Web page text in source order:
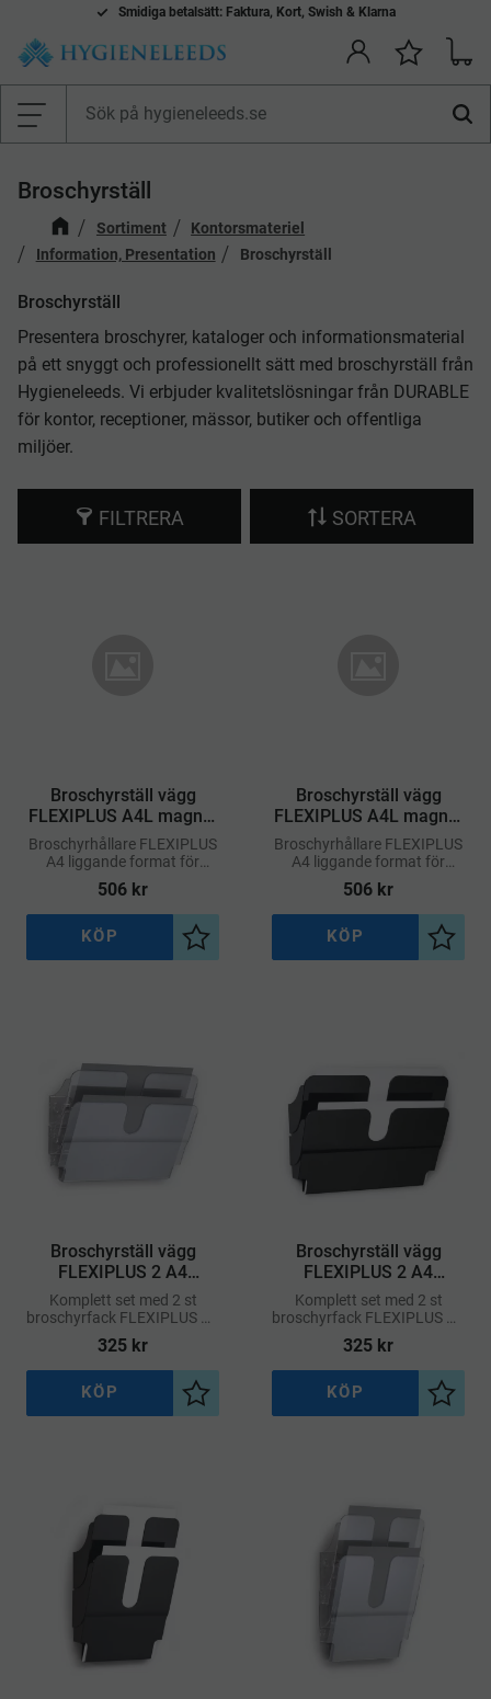
Meny
Komplett leverantör av städ-, hygien- och vårdprodukter
Smidiga betalsätt: Faktura, Kort, Swish & Klarna
Broschyrställ
Sortiment
Kontorsmateriel
Information, Presentation
Broschyrställ
Broschyrställ
Presentera broschyrer, kataloger och informationsmaterial
på ett snyggt och professionellt sätt med broschyrställ från
Hygieneleeds. Vi erbjuder kvalitetslösningar från DURABLE
för kontor, receptioner, mässor, butiker och offentliga
miljöer.
FILTRERA SORTERA
Broschyrställ vägg
FLEXIPLUS A4L magnet
– Svart
Broschyrhållare FLEXIPLUS
A4 liggande format för
magnetiska ytor.
506 kr
Lägg till i önskelista
KÖP
Broschyrställ vägg
FLEXIPLUS A4L magnet
– Transparent
Broschyrhållare FLEXIPLUS
A4 liggande format för
magnetiska ytor.
506 kr
Lägg
KÖP
Broschyrställ vägg
FLEXIPLUS 2 A4
liggande
Komplett set med 2 st
broschyrfack FLEXIPLUS A4
i liggande format.
325 kr
Lägg till i önskelista
KÖP
Broschyrställ vägg
FLEXIPLUS 2 A4
liggande – Svart
Komplett set med 2 st
broschyrfack FLEXIPLUS A4
i liggande format.
325 kr
Lägg
KÖP